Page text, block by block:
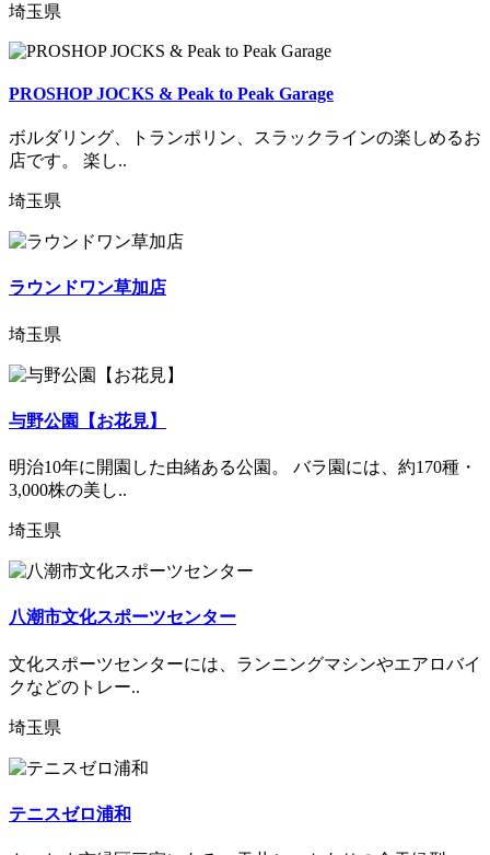
埼玉県
PROSHOP JOCKS & Peak to Peak Garage
ボルダリング、トランポリン、スラックラインの楽しめるお
店です。 楽し..
埼玉県
ラウンドワン草加店
埼玉県
与野公園【お花見】
明治10年に開園した由緒ある公園。 バラ園には、約170種・
3,000株の美し..
埼玉県
八潮市文化スポーツセンター
文化スポーツセンターには、ランニングマシンやエアロバイ
クなどのトレー..
埼玉県
テニスゼロ浦和